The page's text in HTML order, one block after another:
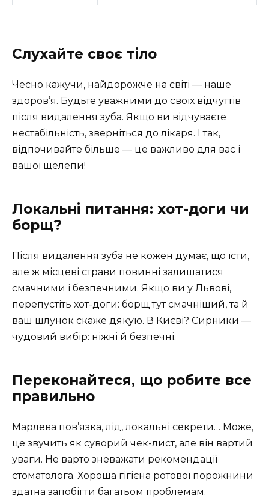
Слухайте своє тіло
Чесно кажучи, найдорожче на світі — наше
здоров’я. Будьте уважними до своїх відчуттів
після видалення зуба. Якщо ви відчуваєте
нестабільність, зверніться до лікаря. І так,
відпочивайте більше — це важливо для вас і
вашої щелепи!
Локальні питання: хот-доги чи
борщ?
Після видалення зуба не кожен думає, що їсти,
але ж місцеві страви повинні залишатися
смачними і безпечними. Якщо ви у Львові,
перепустіть хот-доги: борщ тут смачніший, та й
ваш шлунок скаже дякую. В Києві? Сирники —
чудовий вибір: ніжні й безпечні.
Переконайтеся, що робите все
правильно
Марлева пов’язка, лід, локальні секрети… Може,
це звучить як суворий чек-лист, але він вартий
уваги. Не варто зневажати рекомендації
стоматолога. Хороша гігієна ротової порожнини
здатна запобігти багатьом проблемам.